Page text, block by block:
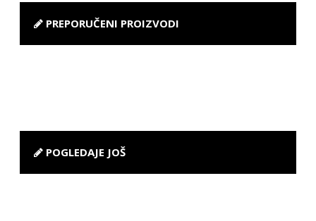
PREPORUČENI PROIZVODI
POGLEDAJE JOŠ